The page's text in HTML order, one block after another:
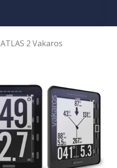
ATLAS 2 Vakaros